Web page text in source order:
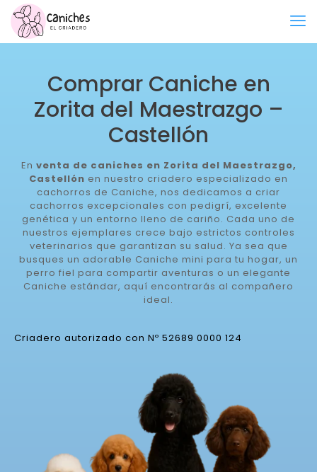
Comprar Caniche en
Zorita del Maestrazgo –
Castellón
En venta de caniches en Zorita del Maestrazgo,
Castellón en nuestro criadero especializado en
cachorros de Caniche, nos dedicamos a criar
cachorros excepcionales con pedigrí, excelente
genética y un entorno lleno de cariño. Cada uno de
nuestros ejemplares crece bajo estrictos controles
veterinarios que garantizan su salud. Ya sea que
busques un adorable Caniche mini para tu hogar, un
perro fiel para compartir aventuras o un elegante
Caniche estándar, aquí encontrarás al compañero
ideal.
Criadero autorizado con Nº 52689 0000 124